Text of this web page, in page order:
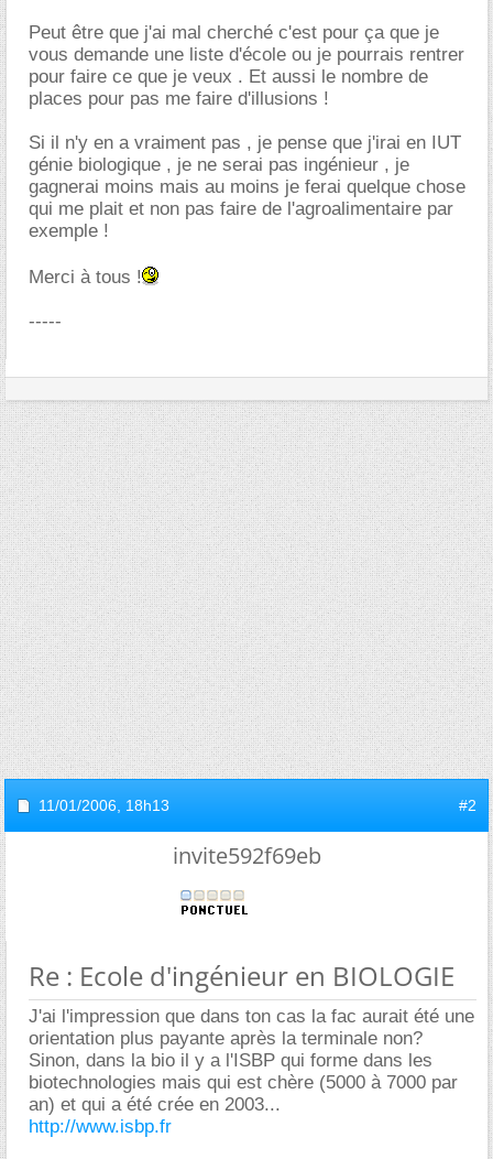
Peut être que j'ai mal cherché c'est pour ça que je
vous demande une liste d'école ou je pourrais rentrer
pour faire ce que je veux . Et aussi le nombre de
places pour pas me faire d'illusions !
Si il n'y en a vraiment pas , je pense que j'irai en IUT
génie biologique , je ne serai pas ingénieur , je
gagnerai moins mais au moins je ferai quelque chose
qui me plait et non pas faire de l'agroalimentaire par
exemple !
Merci à tous !
-----
11/01/2006, 18h13 #2
invite592f69eb
Re : Ecole d'ingénieur en BIOLOGIE
J'ai l'impression que dans ton cas la fac aurait été une
orientation plus payante après la terminale non?
Sinon, dans la bio il y a l'ISBP qui forme dans les
biotechnologies mais qui est chère (5000 à 7000 par
an) et qui a été crée en 2003...
http://www.isbp.fr